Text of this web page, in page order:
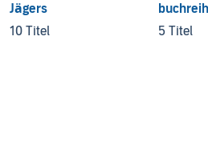
Jägers
10 Titel
5 Titel